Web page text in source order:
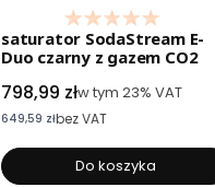
saturator SodaStream E-
Duo czarny z gazem CO2
Cena brutto
798,99 złw tym 23% VAT
Cena netto
649,59 złbez VAT
Do koszyka